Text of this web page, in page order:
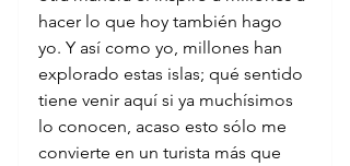
hacer lo que hoy también hago
yo. Y así como yo, millones han
explorado estas islas; qué sentido
tiene venir aquí si ya muchísimos
lo conocen, acaso esto sólo me
convierte en un turista más que